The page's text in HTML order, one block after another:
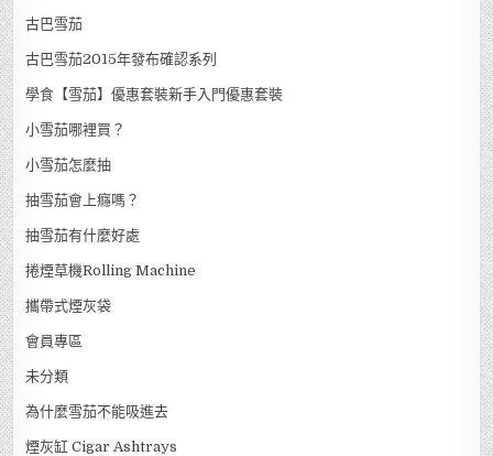
古巴雪茄
古巴雪茄2015年發布確認系列
學食【雪茄】優惠套裝新手入門優惠套裝
小雪茄哪裡買？
小雪茄怎麼抽
抽雪茄會上癮嗎？
抽雪茄有什麼好處
捲煙草機Rolling Machine
攜帶式煙灰袋
會員專區
未分類
為什麼雪茄不能吸進去
煙灰缸 Cigar Ashtrays